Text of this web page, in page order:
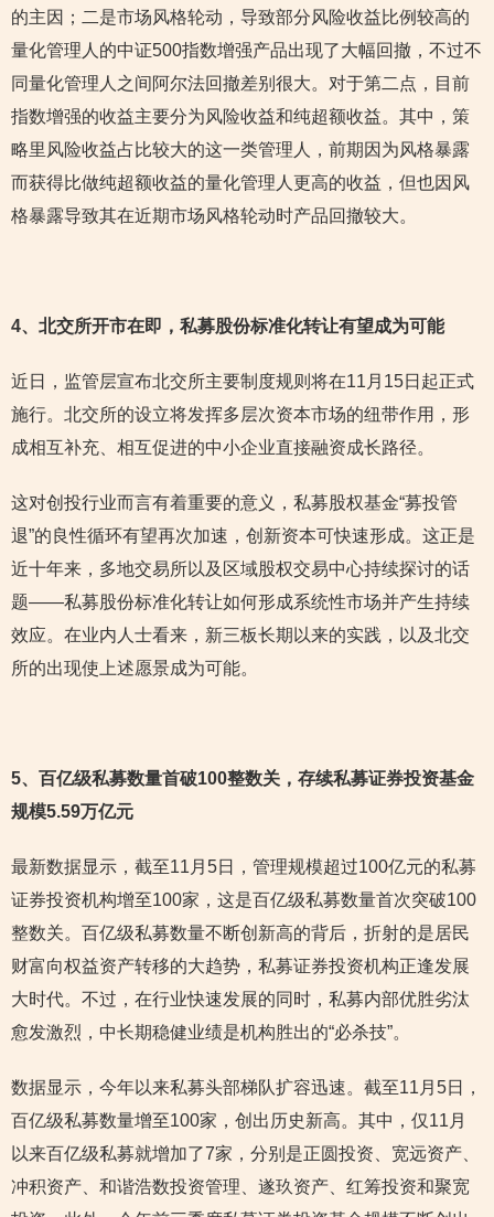
的主因；二是市场风格轮动，导致部分风险收益比例较高的
量化管理人的中证500指数增强产品出现了大幅回撤，不过不
同量化管理人之间阿尔法回撤差别很大。对于第二点，目前
指数增强的收益主要分为风险收益和纯超额收益。其中，策
略里风险收益占比较大的这一类管理人，前期因为风格暴露
而获得比做纯超额收益的量化管理人更高的收益，但也因风
格暴露导致其在近期市场风格轮动时产品回撤较大。
4、北交所开市在即，私募股份标准化转让有望成为可能
近日，监管层宣布北交所主要制度规则将在11月15日起正式
施行。北交所的设立将发挥多层次资本市场的纽带作用，形
成相互补充、相互促进的中小企业直接融资成长路径。
这对创投行业而言有着重要的意义，私募股权基金“募投管
退”的良性循环有望再次加速，创新资本可快速形成。这正是
近十年来，多地交易所以及区域股权交易中心持续探讨的话
题——私募股份标准化转让如何形成系统性市场并产生持续
效应。在业内人士看来，新三板长期以来的实践，以及北交
所的出现使上述愿景成为可能。
5、百亿级私募数量首破100整数关，存续私募证券投资基金
规模5.59万亿元
最新数据显示，截至11月5日，管理规模超过100亿元的私募
证券投资机构增至100家，这是百亿级私募数量首次突破100
整数关。百亿级私募数量不断创新高的背后，折射的是居民
财富向权益资产转移的大趋势，私募证券投资机构正逢发展
大时代。不过，在行业快速发展的同时，私募内部优胜劣汰
愈发激烈，中长期稳健业绩是机构胜出的“必杀技”。
数据显示，今年以来私募头部梯队扩容迅速。截至11月5日，
百亿级私募数量增至100家，创出历史新高。其中，仅11月
以来百亿级私募就增加了7家，分别是正圆投资、宽远资产、
冲积资产、和谐浩数投资管理、遂玖资产、红筹投资和聚宽